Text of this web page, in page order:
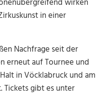
wirken
in einer
Nachfrage seit der
erneut auf Tournee und
in Vöcklabruck und am
Tickets gibt es unter